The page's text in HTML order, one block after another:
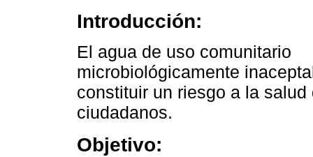
Introducción:
El agua de uso comunitario
microbiológicamente
constituir un riesgo a la salud
ciudadanos.
Objetivo: